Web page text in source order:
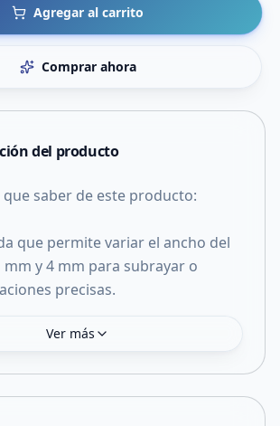
Agregar al carrito
Comprar ahora
del producto
que saber de este producto:
que permite variar el ancho del
y 4 mm para subrayar o
precisas.
Ver más